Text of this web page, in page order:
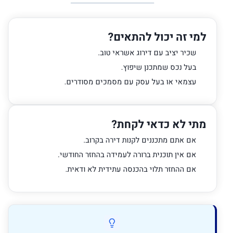
למי זה יכול להתאים?
שכיר יציב עם דירוג אשראי טוב.
בעל נכס שמתכנן שיפוץ.
עצמאי או בעל עסק עם מסמכים מסודרים.
מתי לא כדאי לקחת?
אם אתם מתכננים לקנות דירה בקרוב.
אם אין תוכנית ברורה לעמידה בהחזר החודשי.
אם ההחזר תלוי בהכנסה עתידית לא ודאית.